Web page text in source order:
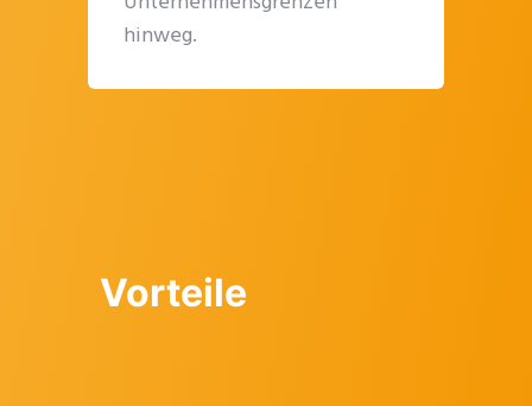
hinweg.
Vorteile